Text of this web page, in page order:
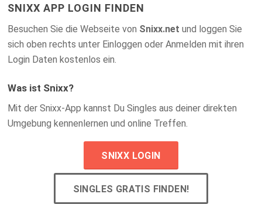
SNIXX APP LOGIN FINDEN
Besuchen Sie die Webseite von Snixx.net und loggen Sie
sich oben rechts unter Einloggen oder Anmelden mit ihren
Login Daten kostenlos ein.
Was ist Snixx?
Mit der Snixx-App kannst Du Singles aus deiner direkten
Umgebung kennenlernen und online Treffen.
SNIXX LOGIN
SINGLES GRATIS FINDEN!